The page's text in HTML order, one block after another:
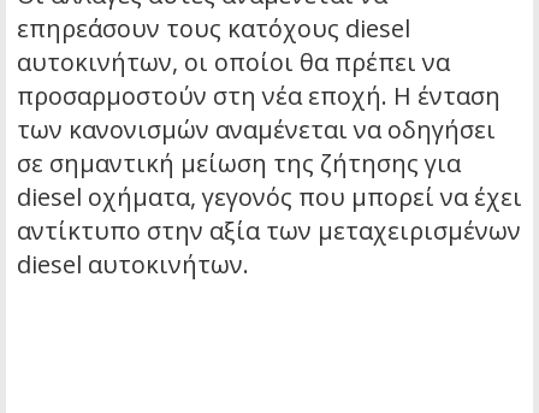
επηρεάσουν τους κατόχους diesel
αυτοκινήτων, οι οποίοι θα πρέπει να
προσαρμοστούν στη νέα εποχή. Η ένταση
των κανονισμών αναμένεται να οδηγήσει
σε σημαντική μείωση της ζήτησης για
diesel οχήματα, γεγονός που μπορεί να έχει
αντίκτυπο στην αξία των μεταχειρισμένων
diesel αυτοκινήτων.